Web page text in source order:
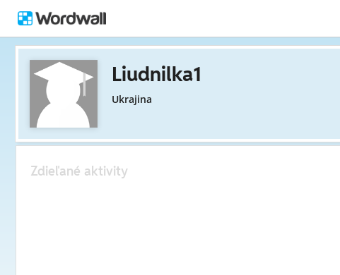
Liudnilka1
Ukrajina
Zdieľané aktivity